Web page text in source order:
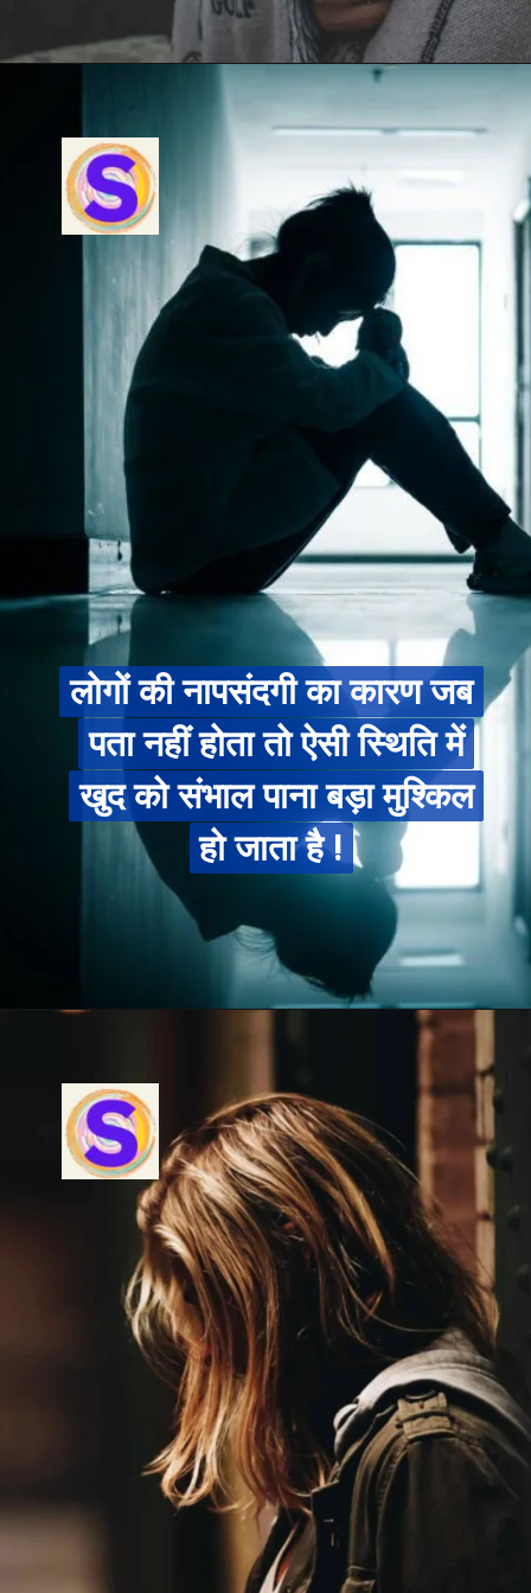
लोगों की नापसंदगी का कारण जब
पता नहीं होता तो ऐसी स्थिति में
खुद को संभाल पाना बड़ा मुश्किल
हो जाता है !
लोगों की नापसंदगी का कारण जब
पता नहीं होता तो ऐसी स्थिति में
खुद को संभाल पाना बड़ा मुश्किल
हो जाता है !